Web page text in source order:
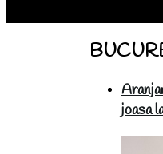
joasa